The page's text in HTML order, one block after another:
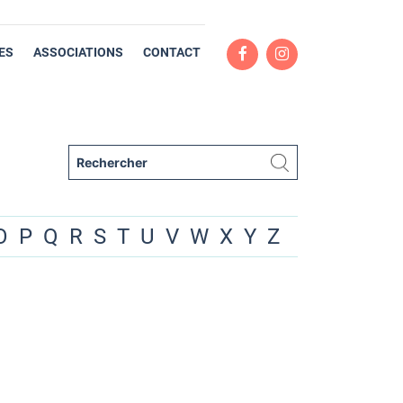
ASSOCIATIONS CONTACT
P Q R S T U V W X Y Z